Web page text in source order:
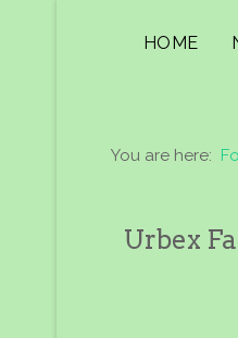
HOME
You are here:
Urbex